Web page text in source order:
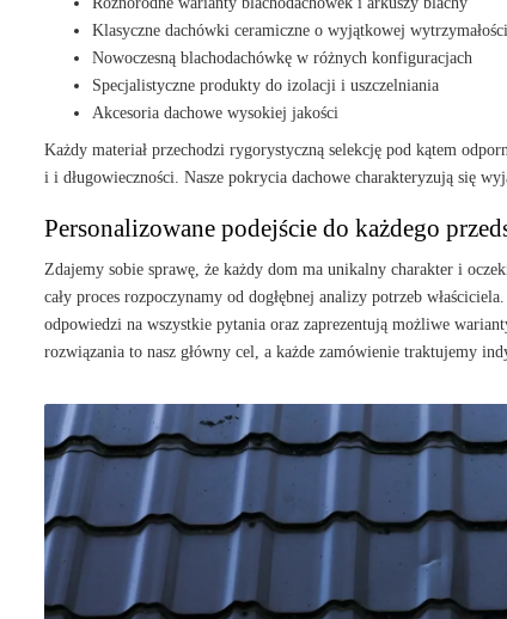
Klasyczne dachówki ceramiczne o wyjątkowej wytrzymałości
Nowoczesną blachodachówkę w różnych konfiguracjach
Specjalistyczne produkty do izolacji i uszczelniania
Akcesoria dachowe wysokiej jakości
Każdy materiał przechodzi rygorystyczną selekcję pod kątem
i i długowieczności. Nasze pokrycia dachowe charakteryzują się
Personalizowane podejście do każdego
Zdajemy sobie sprawę, że każdy dom ma unikalny charakter i
cały proces rozpoczynamy od dogłębnej analizy potrzeb
odpowiedzi na wszystkie pytania oraz zaprezentują możliwe
rozwiązania to nasz główny cel, a każde zamówienie traktujemy